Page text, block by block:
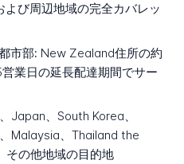
び周辺地域の完全カバレッ
市部: New Zealand住所の約
業日の延長配達期間でサー
Japan、South Korea、
Malaysia、Thailand the
その他地域の目的地